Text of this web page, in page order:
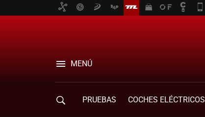
MENÚ
PRUEBAS COCHES ELÉCTRICOS